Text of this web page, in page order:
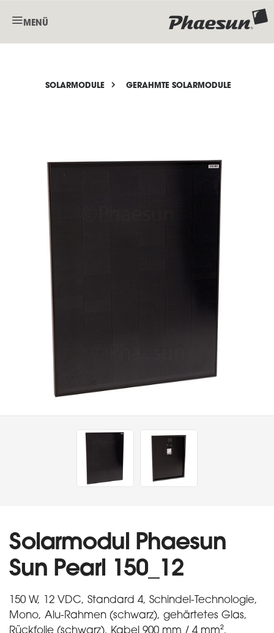
MENÜ
SOLARMODULE GERAHMTE SOLARMODULE
Solarmodul Phaesun
Sun Pearl 150_12
150 W, 12 VDC, Standard 4, Schindel-Technologie,
Mono, Alu-Rahmen (schwarz), gehärtetes Glas,
Rückfolie (schwarz), Kabel 900 mm / 4 mm²,